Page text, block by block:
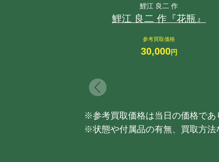
鯉江 良二 作
鯉江 良二 作『花瓶』
参考買取価格
30,000円
※参考買取価格は当日の価格であ
※状態や付属品の有無、買取方